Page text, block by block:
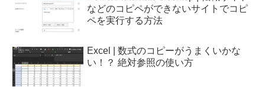
などのコピペができないサイトでコピ
ペを実行する方法
Excel | 数式のコピーがうまくいかな
い！？ 絶対参照の使い方